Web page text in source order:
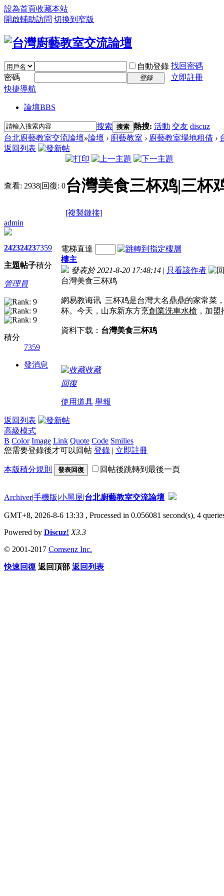
設為首頁收藏本站
開啟輔助訪問 切換到窄版
自動登錄 找回密碼
密碼
登錄
立即註冊
快捷導航
論壇BBS
搜索 搜索 熱搜: 活動 交友 discuz
台北廚藝教室交流論壇»論壇 › 廚藝教室 › 廚藝教室場地租借 ›
返回列表
查看: 2938|回復: 0台灣美食三杯鸡|三杯
[複製鏈接]
admin
2423
主題
2423
帖子
7359
積分
管理員
積分
7359
發消息
電梯直達
樓主
發表於 2021-8-20 17:48:14 | 只看該作者
台灣美食三杯鸡
網易教诲讯 三杯鸡是台灣大名鼎鼎的家常菜
杯。今天，山东新东方烹創業洗車水槍 ，加
資料下载： 台灣美食三杯鸡
收藏
回復
使用道具 舉報
返回列表
高級模式
B Color Image Link Quote Code Smilies
您需要登錄後才可以回帖 登錄 | 立即註冊
本版積分規則 發表回復 回帖後跳轉到最後一頁
Archiver|手機版|小黑屋|台北廚藝教室交流論壇
GMT+8, 2026-8-6 13:33 , Processed in 0.056081 second(s), 4
Powered by Discuz! X3.3
© 2001-2017 Comsenz Inc.
快速回復 返回頂部 返回列表